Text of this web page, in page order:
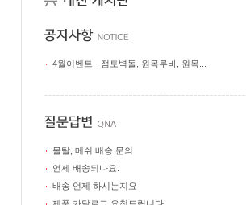
4월이벤트 - 점토벽돌, 원목루바, 원목...
몰탈, 메쉬 배송 문의
언제 배송되나요.
배송 언제 하시는지요